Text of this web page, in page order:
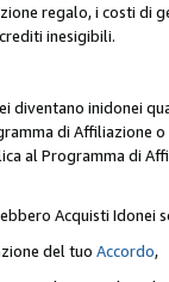
regalo, i costi di
inesigibili.
diventano inidonei
di Affiliazione
al Programma di
Acquisti
del tuo Accordo,